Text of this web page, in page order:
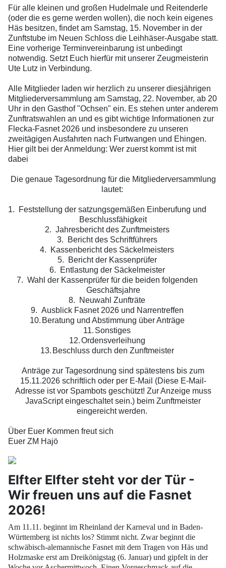
Für alle kleinen und großen Hudelmale und Reitenderle
(oder die es gerne werden wollen), die noch kein eigenes
Häs besitzen, findet am Samstag, 15. November in der
Zunftstube im Neuen Schloss die Leihhäser-Ausgabe statt.
Eine vorherige Terminvereinbarung ist unbedingt
notwendig. Setzt Euch hierfür mit unserer Zeugmeisterin
Ute Lutz in Verbindung.
Alle Mitglieder laden wir herzlich zu unserer diesjährigen
Mitgliederversammlung am Samstag, 22. November, ab 20
Uhr in den Gasthof "Ochsen" ein. Es stehen unter anderem
Zunftratswahlen an und es gibt wichtige Informationen zur
Flecka-Fasnet 2026 und insbesondere zu unseren
zweitägigen Ausfahrten nach Furtwangen und Ehingen.
Hier gilt bei der Anmeldung: Wer zuerst kommtist mit
dabei
Die genaue Tagesordnung für die Mitgliederversammlung
lautet:
1.
Feststellung der satzungsgemäßen Einberufung und
Beschlussfähigkeit
2. Jahresbericht des Zunftmeisters
3.
Bericht des Schriftführers
4.
Kassenbericht des Säckelmeisters
5.
Bericht der Kassenprüfer
6.
Entlastung der Säckelmeister
7. Wahl der Kassenprüfer für die beiden folgenden
Geschäftsjahre
8.
Neuwahl Zunfträte
9. Ausblick Fasnet 2026 und Narrentreffen
10. Beratung und Abstimmung über Anträge
11. Sonstiges
12.Ordensverleihung
13. Beschluss durch den Zunftmeister
Anträge zur Tagesordnung sind spätestens bis zum
15.11.2026 schriftlich oder per E-Mail (Diese E-Mail-
Adresse ist vor Spambots geschützt! Zur Anzeige muss
JavaScript eingeschaltet sein.) beim Zunftmeister
eingereicht werden.
Über Euer Kommen freut sich
Euer ZM Hajö
Elfter Elfter steht vor der Tür -
Wir freuen uns auf die Fasnet
2026!
Am 11.11. beginnt im Rheinland der Karneval und in Baden-
Württemberg ist nichts los? Stimmt nicht. Zwar beginnt die
schwäbisch-alemannische Fasnet mit dem Tragen von Häs und
Holzmaske erst am Dreikönigstag (6. Januar) und gipfelt in der